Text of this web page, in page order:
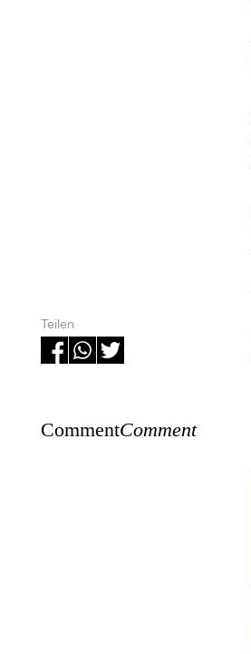
Teilen
CommentComment